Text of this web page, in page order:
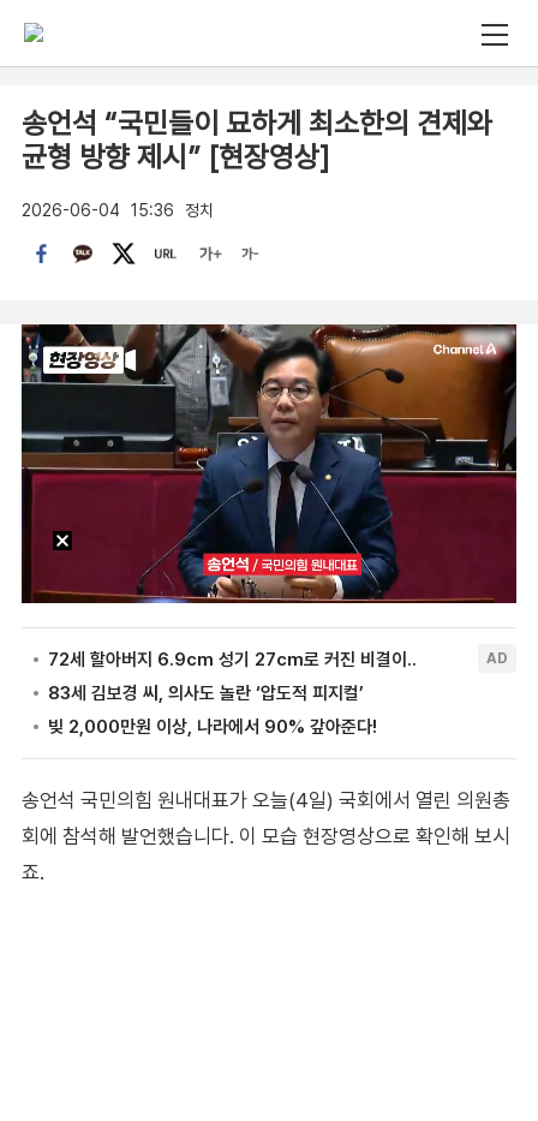
송언석 “국민들이 묘하게 최소한의 견제와
균형 방향 제시” [현장영상]
2026-06-04 15:36 정치
송언석 국민의힘 원내대표가 오늘(4일) 국회에서 열린 의원총
회에 참석해 발언했습니다. 이 모습 현장영상으로 확인해 보시
죠.